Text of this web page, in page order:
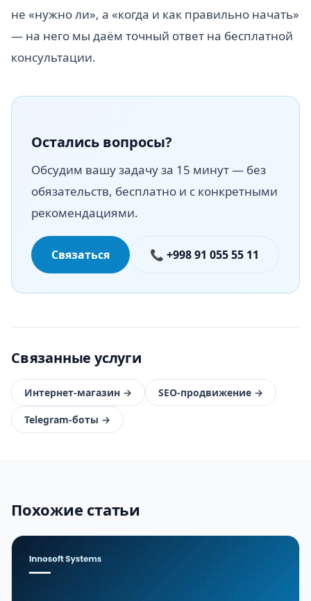
не «нужно ли», а «когда и как правильно начать»
— на него мы даём точный ответ на бесплатной
консультации.
Остались вопросы?
Обсудим вашу задачу за 15 минут — без
обязательств, бесплатно и с конкретными
рекомендациями.
Связаться 📞 +998 91 055 55 11
Связанные услуги
Интернет-магазин → SEO-продвижение →
Telegram-боты →
Похожие статьи